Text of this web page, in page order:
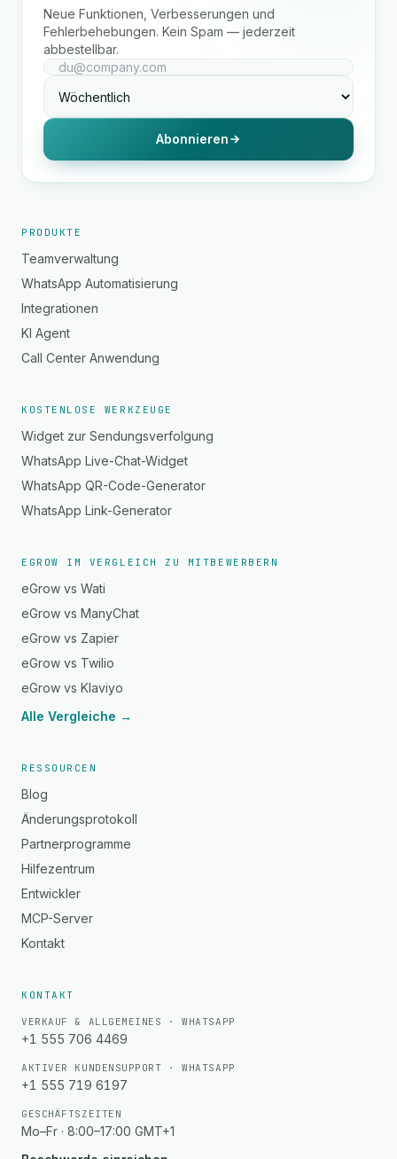
Neue Funktionen, Verbesserungen und
Fehlerbehebungen. Kein Spam — jederzeit
abbestellbar.
Abonnieren
PRODUKTE
Teamverwaltung
WhatsApp Automatisierung
Integrationen
KI Agent
Call Center Anwendung
KOSTENLOSE WERKZEUGE
Widget zur Sendungsverfolgung
WhatsApp Live-Chat-Widget
WhatsApp QR-Code-Generator
WhatsApp Link-Generator
EGROW IM VERGLEICH ZU MITBEWERBERN
eGrow vs Wati
eGrow vs ManyChat
eGrow vs Zapier
eGrow vs Twilio
eGrow vs Klaviyo
Alle Vergleiche →
RESSOURCEN
Blog
Änderungsprotokoll
Partnerprogramme
Hilfezentrum
Entwickler
MCP-Server
Kontakt
KONTAKT
VERKAUF & ALLGEMEINES · WHATSAPP
+1 555 706 4469
AKTIVER KUNDENSUPPORT · WHATSAPP
+1 555 719 6197
GESCHÄFTSZEITEN
Mo–Fr · 8:00–17:00 GMT+1